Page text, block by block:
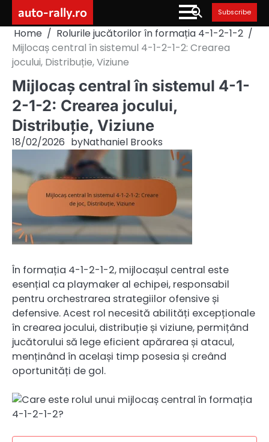
content
auto-rally.ro Subscribe
Home
Rolurile jucătorilor în formația 4-1-2-1-2
Mijlocaș central în sistemul 4-1-2-1-2: Crearea
jocului, Distribuție, Viziune
Mijlocaș central în sistemul 4-1-
2-1-2: Crearea jocului,
Distribuție, Viziune
18/02/2026 byNathaniel Brooks
În formația 4-1-2-1-2, mijlocașul central este
esențial ca playmaker al echipei, responsabil
pentru orchestrarea strategiilor ofensive și
defensive. Acest rol necesită abilități excepționale
în crearea jocului, distribuție și viziune, permițând
jucătorului să lege eficient apărarea și atacul,
menținând în același timp posesia și creând
oportunități de gol.